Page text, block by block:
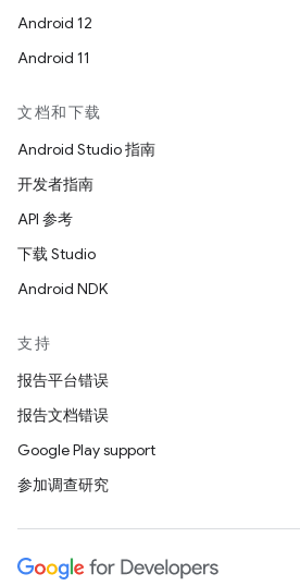
Android 12
Android 11
文档和下载
Android Studio 指南
开发者指南
API 参考
下载 Studio
Android NDK
支持
报告平台错误
报告文档错误
Google Play support
参加调查研究